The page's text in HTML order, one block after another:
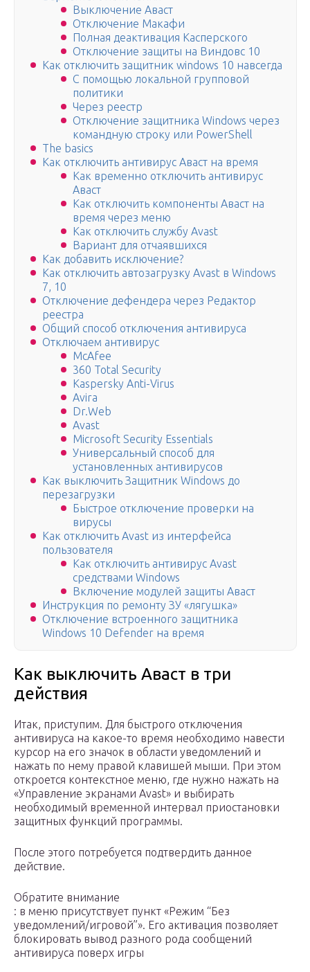
Выключение Аваст
Отключение Макафи
Полная деактивация Касперского
Отключение защиты на Виндовс 10
Как отключить защитник windows 10 навсегда
С помощью локальной групповой
политики
Через реестр
Отключение защитника Windows через
командную строку или PowerShell
The basics
Как отключить антивирус Аваст на время
Как временно отключить антивирус
Аваст
Как отключить компоненты Аваст на
время через меню
Как отключить службу Avast
Вариант для отчаявшихся
Как добавить исключение?
Как отключить автозагрузку Avast в Windows
7, 10
Отключение дефендера через Редактор
реестра
Общий способ отключения антивируса
Отключаем антивирус
McAfee
360 Total Security
Kaspersky Anti-Virus
Avira
Dr.Web
Avast
Microsoft Security Essentials
Универсальный способ для
установленных антивирусов
Как выключить Защитник Windows до
перезагрузки
Быстрое отключение проверки на
вирусы
Как отключить Avast из интерфейса
пользователя
Как отключить антивирус Avast
средствами Windows
Включение модулей защиты Аваст
Инструкция по ремонту ЗУ «лягушка»
Отключение встроенного защитника
Windows 10 Defender на время
Как выключить Аваст в три
действия
Итак, приступим. Для быстрого отключения
антивируса на какое-то время необходимо навести
курсор на его значок в области уведомлений и
нажать по нему правой клавишей мыши. При этом
откроется контекстное меню, где нужно нажать на
«Управление экранами Avast» и выбирать
необходимый временной интервал приостановки
защитных функций программы.
После этого потребуется подтвердить данное
действие.
Обратите внимание
: в меню присутствует пункт «Режим “Без
уведомлений/игровой”». Его активация позволяет
блокировать вывод разного рода сообщений
антивируса поверх игры